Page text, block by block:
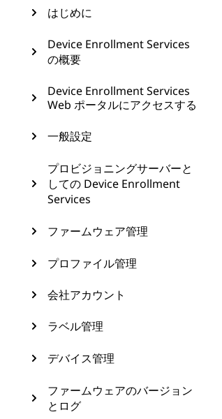
はじめに
Device Enrollment Services
の概要
Device Enrollment Services
Web ポータルにアクセスする
一般設定
プロビジョニングサーバーと
しての Device Enrollment
Services
ファームウェア管理
プロファイル管理
会社アカウント
ラベル管理
デバイス管理
ファームウェアのバージョン
とログ